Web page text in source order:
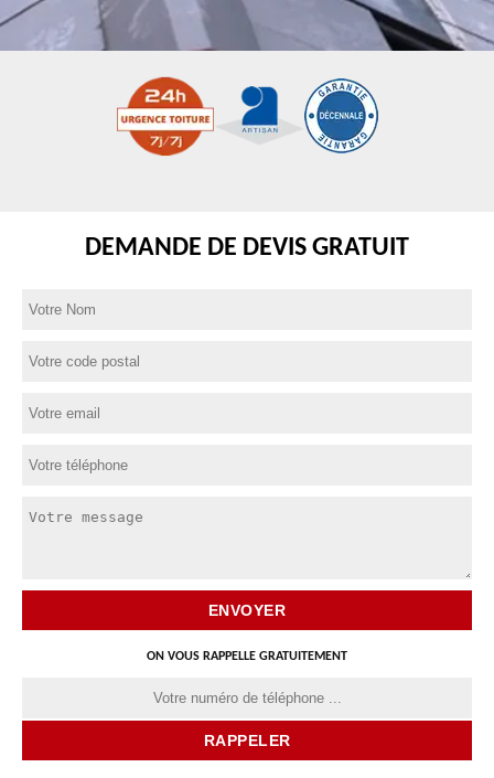
DEMANDE DE DEVIS GRATUIT
ON VOUS RAPPELLE GRATUITEMENT